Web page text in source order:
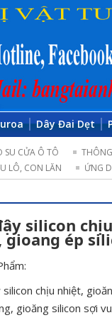
Dây Đai Dẹt
SU CỬA Ô TÔ
LÔ, CON LĂN ỨNG
silicon
gioang ép
silicon chịu nhiệt,
gioăng silicon sợi